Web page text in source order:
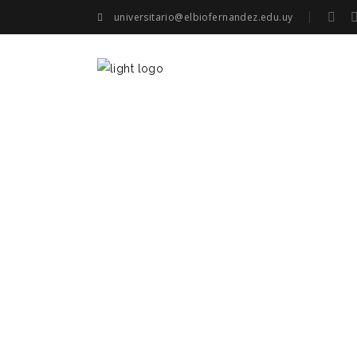
universitario@elbiofernandez.edu.uy